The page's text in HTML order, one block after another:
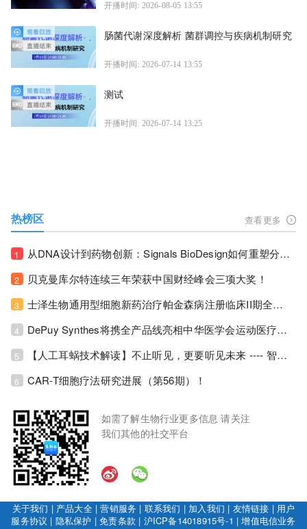
开播时间: 2026-08-05 13:55
肠菌代谢深度解析 菌群调控与疾病机制研究
开播时间: 2026-07-14 13:55
测试
开播时间: 2026-07-14 13:25
热榜区 查看更多
1 从DNA设计到药物创新：Signals BioDesign如何重塑分子生物学研发生态！
2 贝克曼库尔特连续三年荣获中国财经峰会三项大奖！
3 士泽生物通用型细胞新药治疗帕金森病注册临床II期全部入组完成！
4 DePuy Synthes将携全产品线亮相中华医学会运动医疗分会大会，加码布局中国运动医学创新赛道！
5 【人工耳蜗技术解读】不止听见，更要听见未来 ---- 智能耳蜗，开启人工耳蜗技术新纪元！
6 CAR-T细胞疗法研究进展（第56期）！
如需了解生物行业更多信息 请关注
我们其他的社交平台
关于我们 | 产品大全|营销服务 | 联系我们 | 加入我们 | 友情链接 | 用户
服务协议 | 隐私保护 |免责条款 | 沪ICP备14018915号-1 |增值电信业务